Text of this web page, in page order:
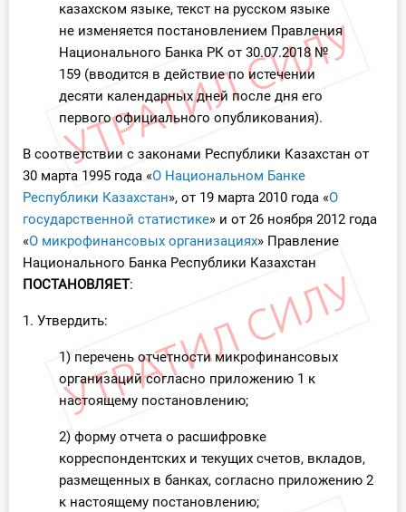
Справочник бухгалтера
Участник ВЭД
Практика ИП
Кадры. Труд. Зарплата.
Учет по отраслям
Юридический помощник
Интернет-магазин
О Системе
Обучение
Тарифы
Тестирование для
бухгалтера
казахском языке, текст на русском языке
не изменяется постановлением Правления
Национального Банка РК от 30.07.2018 №
159 (вводится в действие по истечении
десяти календарных дней после дня его
первого официального опубликования).
В соответствии с законами Республики Казахстан от
30 марта 1995 года «О Национальном Банке
Республики Казахстан», от 19 марта 2010 года «О
государственной статистике» и от 26 ноября 2012 года
«О микрофинансовых организациях» Правление
Национального Банка Республики Казахстан
ПОСТАНОВЛЯЕТ:
1. Утвердить:
1) перечень отчетности микрофинансовых
организаций согласно приложению 1 к
настоящему постановлению;
2) форму отчета о расшифровке
корреспондентских и текущих счетов, вкладов,
размещенных в банках, согласно приложению 2
к настоящему постановлению;